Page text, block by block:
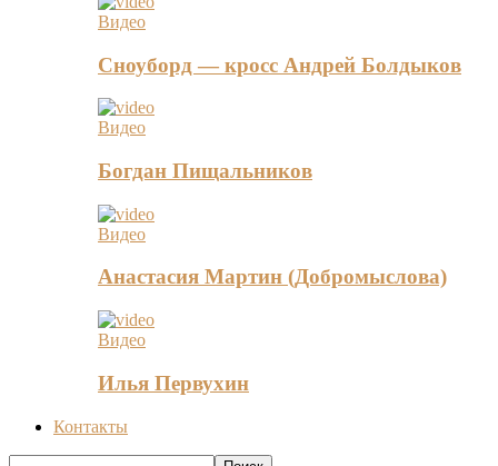
Видео
Сноуборд — кросс Андрей Болдыков
Видео
Богдан Пищальников
Видео
Анастасия Мартин (Добромыслова)
Видео
Илья Первухин
Контакты